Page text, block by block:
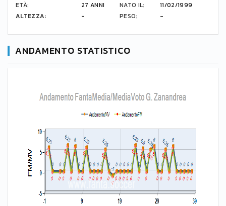
ETÀ:
27 ANNI NATO IL:
11/02/1999
ALTEZZA:
- PESO: -
ANDAMENTO STATISTICO